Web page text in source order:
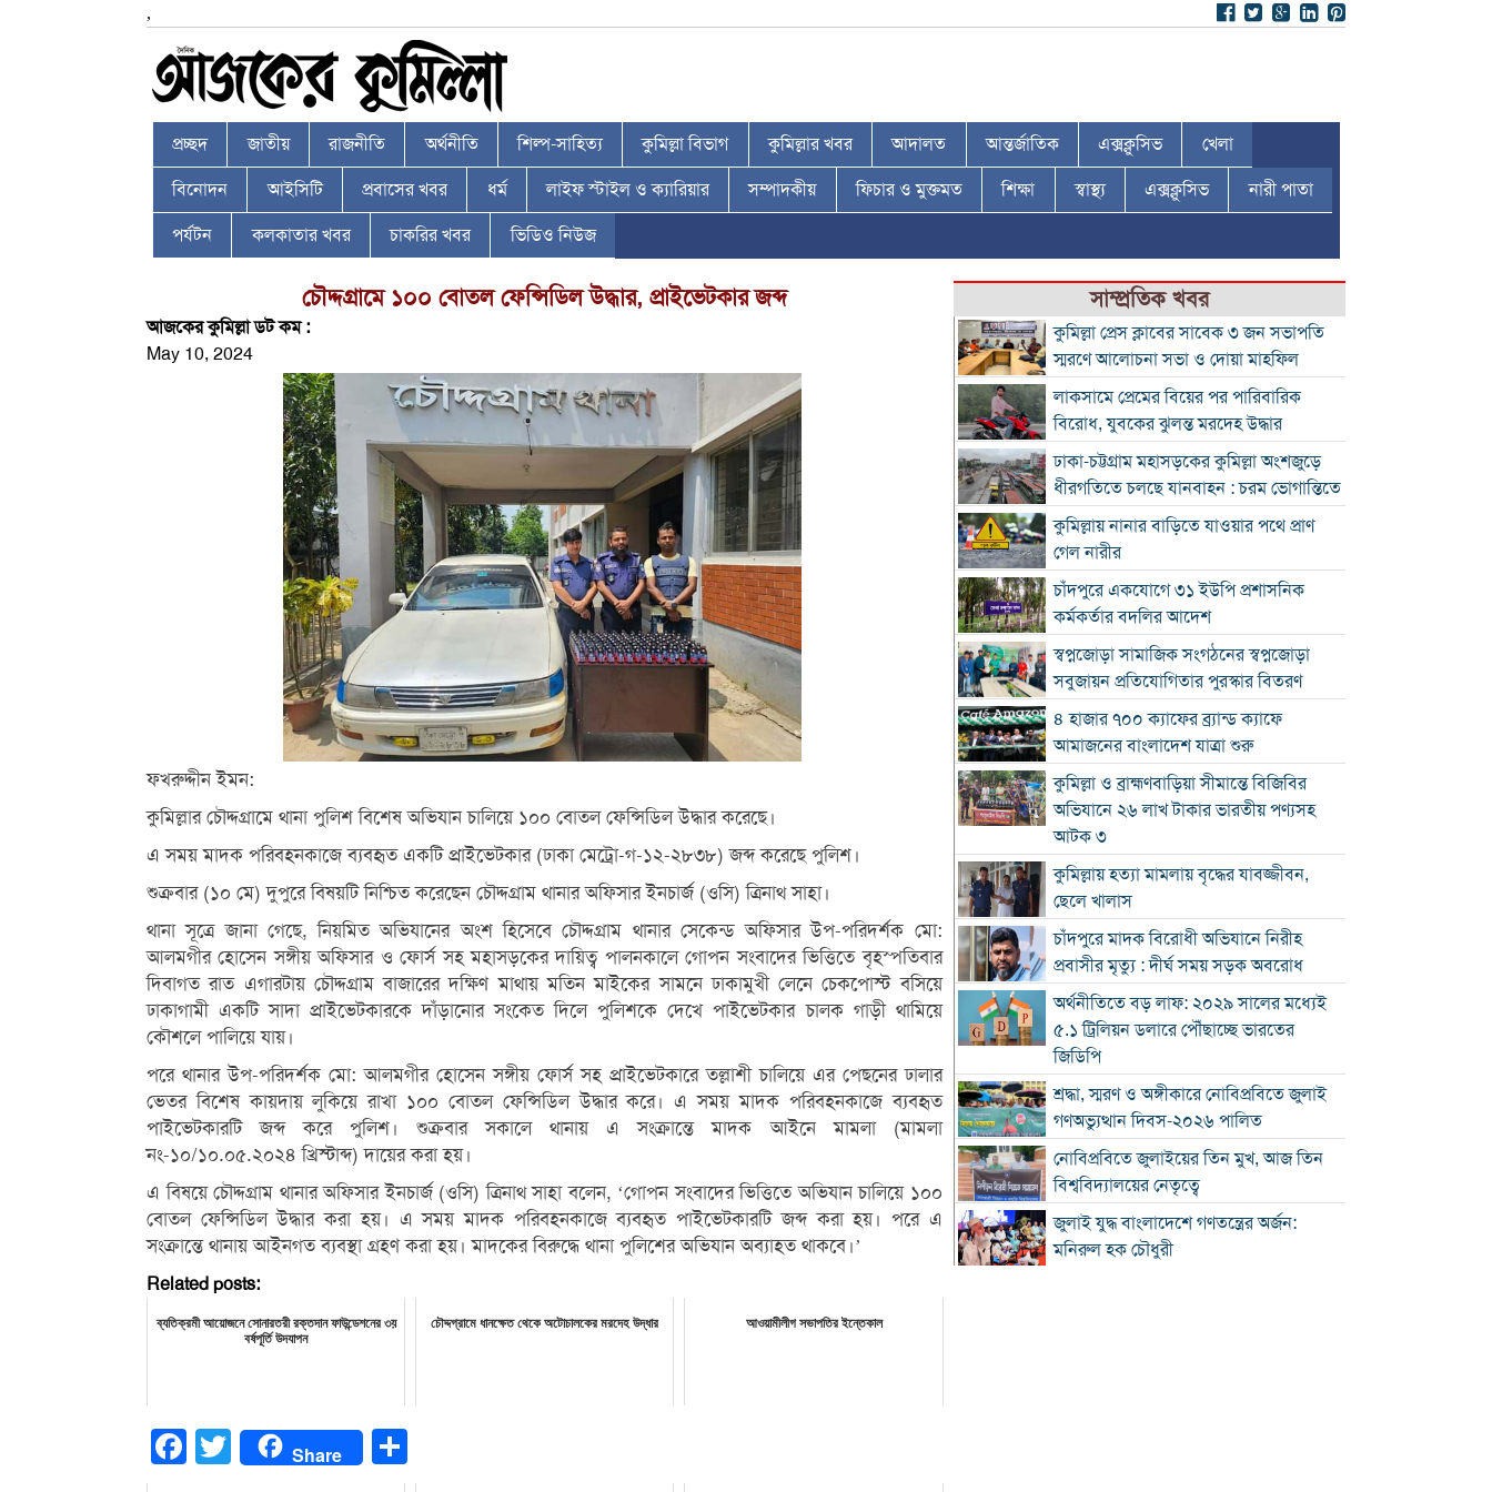
,
প্রচ্ছদ জাতীয় রাজনীতি অর্থনীতি শিল্প-সাহিত্য কুমিল্লা বিভাগ কুমিল্লার খবর আদালত আন্তর্জাতিক এক্সক্লুসিভ খেলা
বিনোদন আইসিটি প্রবাসের খবর ধর্ম লাইফ স্টাইল ও ক্যারিয়ার সম্পাদকীয় ফিচার ও মুক্তমত শিক্ষা স্বাস্থ্য এক্সক্লুসিভ নারী পাতা
পর্যটন কলকাতার খবর চাকরির খবর ভিডিও নিউজ
চৌদ্দগ্রামে ১০০ বোতল ফেন্সিডিল উদ্ধার, প্রাইভেটকার জব্দ
আজকের কুমিল্লা ডট কম :
May 10, 2024
ফখরুদ্দীন ইমন:
কুমিল্লার চৌদ্দগ্রামে থানা পুলিশ বিশেষ অভিযান চালিয়ে ১০০ বোতল ফেন্সিডিল উদ্ধার করেছে।
এ সময় মাদক পরিবহনকাজে ব্যবহৃত একটি প্রাইভেটকার (ঢাকা মেট্রো-গ-১২-২৮৩৮) জব্দ করেছে পুলিশ।
শুক্রবার (১০ মে) দুপুরে বিষয়টি নিশ্চিত করেছেন চৌদ্দগ্রাম থানার অফিসার ইনচার্জ (ওসি) ত্রিনাথ সাহা।
থানা সূত্রে জানা গেছে, নিয়মিত অভিযানের অংশ হিসেবে চৌদ্দগ্রাম থানার সেকেন্ড অফিসার উপ-পরিদর্শক মো:
আলমগীর হোসেন সঙ্গীয় অফিসার ও ফোর্স সহ মহাসড়কের দায়িত্ব পালনকালে গোপন সংবাদের ভিত্তিতে বৃহস্পতিবার
দিবাগত রাত এগারটায় চৌদ্দগ্রাম বাজারের দক্ষিণ মাথায় মতিন মাইকের সামনে ঢাকামুখী লেনে চেকপোস্ট বসিয়ে
ঢাকাগামী একটি সাদা প্রাইভেটকারকে দাঁড়ানোর সংকেত দিলে পুলিশকে দেখে পাইভেটকার চালক গাড়ী থামিয়ে
কৌশলে পালিয়ে যায়।
পরে থানার উপ-পরিদর্শক মো: আলমগীর হোসেন সঙ্গীয় ফোর্স সহ প্রাইভেটকারে তল্লাশী চালিয়ে এর পেছনের ঢালার
ভেতর বিশেষ কায়দায় লুকিয়ে রাখা ১০০ বোতল ফেন্সিডিল উদ্ধার করে। এ সময় মাদক পরিবহনকাজে ব্যবহৃত
পাইভেটকারটি জব্দ করে পুলিশ। শুক্রবার সকালে থানায় এ সংক্রান্তে মাদক আইনে মামলা (মামলা
নং-১০/১০.০৫.২০২৪ খ্রিস্টাব্দ) দায়ের করা হয়।
এ বিষয়ে চৌদ্দগ্রাম থানার অফিসার ইনচার্জ (ওসি) ত্রিনাথ সাহা বলেন, ‘গোপন সংবাদের ভিত্তিতে অভিযান চালিয়ে ১০০
বোতল ফেন্সিডিল উদ্ধার করা হয়। এ সময় মাদক পরিবহনকাজে ব্যবহৃত পাইভেটকারটি জব্দ করা হয়। পরে এ
সংক্রান্তে থানায় আইনগত ব্যবস্থা গ্রহণ করা হয়। মাদকের বিরুদ্ধে থানা পুলিশের অভিযান অব্যাহত থাকবে।’
Related posts:
ব্যতিক্রমী আয়োজনে সোনারতরী রক্তদান ফাউন্ডেশনের ৩য়
বর্ষপূর্তি উদযাপন
চৌদ্দগ্রামে ধানক্ষেত থেকে অটোচালকের মরদেহ উদ্ধার আওয়ামীলীগ সভাপতির ইন্তেকাল
Facebook
Twitter Share
সাম্প্রতিক খবর
কুমিল্লা প্রেস ক্লাবের সাবেক ৩ জন সভাপতি
স্মরণে আলোচনা সভা ও দোয়া মাহফিল
লাকসামে প্রেমের বিয়ের পর পারিবারিক
বিরোধ, যুবকের ঝুলন্ত মরদেহ উদ্ধার
ঢাকা-চট্টগ্রাম মহাসড়কের কুমিল্লা অংশজুড়ে
ধীরগতিতে চলছে যানবাহন : চরম ভোগান্তিতে
কুমিল্লায় নানার বাড়িতে যাওয়ার পথে প্রাণ
গেল নারীর
চাঁদপুরে একযোগে ৩১ ইউপি প্রশাসনিক
কর্মকর্তার বদলির আদেশ
স্বপ্নজোড়া সামাজিক সংগঠনের স্বপ্নজোড়া
সবুজায়ন প্রতিযোগিতার পুরস্কার বিতরণ
৪ হাজার ৭০০ ক্যাফের ব্র্যান্ড ক্যাফে
আমাজনের বাংলাদেশ যাত্রা শুরু
কুমিল্লা ও ব্রাহ্মণবাড়িয়া সীমান্তে বিজিবির
অভিযানে ২৬ লাখ টাকার ভারতীয় পণ্যসহ
আটক ৩
কুমিল্লায় হত্যা মামলায় বৃদ্ধের যাবজ্জীবন,
ছেলে খালাস
চাঁদপুরে মাদক বিরোধী অভিযানে নিরীহ
প্রবাসীর মৃত্যু : দীর্ঘ সময় সড়ক অবরোধ
অর্থনীতিতে বড় লাফ: ২০২৯ সালের মধ্যেই
৫.১ ট্রিলিয়ন ডলারে পৌঁছাচ্ছে ভারতের
জিডিপি
শ্রদ্ধা, স্মরণ ও অঙ্গীকারে নোবিপ্রবিতে জুলাই
গণঅভ্যুত্থান দিবস-২০২৬ পালিত
নোবিপ্রবিতে জুলাইয়ের তিন মুখ, আজ তিন
বিশ্ববিদ্যালয়ের নেতৃত্বে
জুলাই যুদ্ধ বাংলাদেশে গণতন্ত্রের অর্জন:
মনিরুল হক চৌধুরী